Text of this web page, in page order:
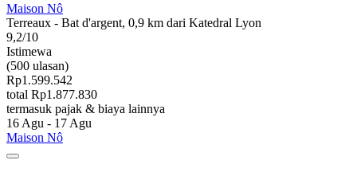
Maison Nô
Terreaux - Bat d'argent, 0,9 km dari Katedral Lyon
9,2/10
Istimewa
(500 ulasan)
Rp1.599.542
total Rp1.877.830
termasuk pajak & biaya lainnya
16 Agu - 17 Agu
Maison Nô